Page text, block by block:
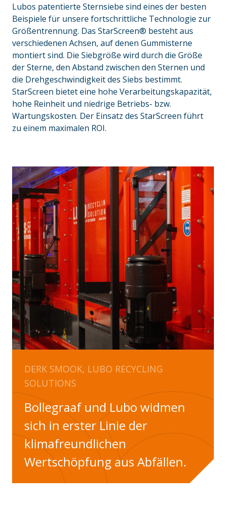
Lubos patentierte Sternsiebe sind eines der besten
Beispiele für unsere fortschrittliche Technologie zur
Größentrennung. Das StarScreen® besteht aus
verschiedenen Achsen, auf denen Gummisterne
montiert sind. Die Siebgröße wird durch die Größe
der Sterne, den Abstand zwischen den Sternen und
die Drehgeschwindigkeit des Siebs bestimmt.
StarScreen bietet eine hohe Verarbeitungskapazität,
hohe Reinheit und niedrige Betriebs- bzw.
Wartungskosten. Der Einsatz des StarScreen führt
zu einem maximalen ROI.
DERK SMOOK, LUBO RECYCLING
SOLUTIONS
Bollegraaf und Lubo widmen
sich in erster Linie der
klimafreundlichen
Wertschöpfung aus Abfällen.